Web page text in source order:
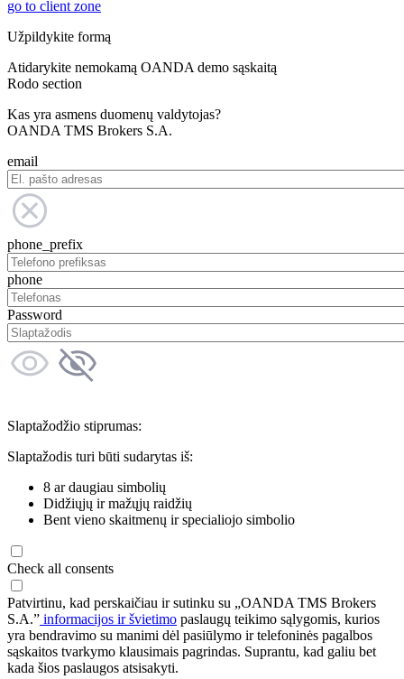
go to client zone
Užpildykite formą
Atidarykite nemokamą OANDA demo sąskaitą
Rodo section
Kas yra asmens duomenų valdytojas?
OANDA TMS Brokers S.A.
email
phone_prefix
phone
Password
Slaptažodžio stiprumas:
Slaptažodis turi būti sudarytas iš:
8 ar daugiau simbolių
Didžiųjų ir mažųjų raidžių
Bent vieno skaitmenų ir specialiojo simbolio
Check all consents
Patvirtinu, kad perskaičiau ir sutinku su „OANDA TMS Brokers
S.A.” informacijos ir švietimo paslaugų teikimo sąlygomis, kurios
yra bendravimo su manimi dėl pasiūlymo ir telefoninės pagalbos
sąskaitos tvarkymo klausimais pagrindas. Suprantu, kad galiu bet
kada šios paslaugos atsisakyti.